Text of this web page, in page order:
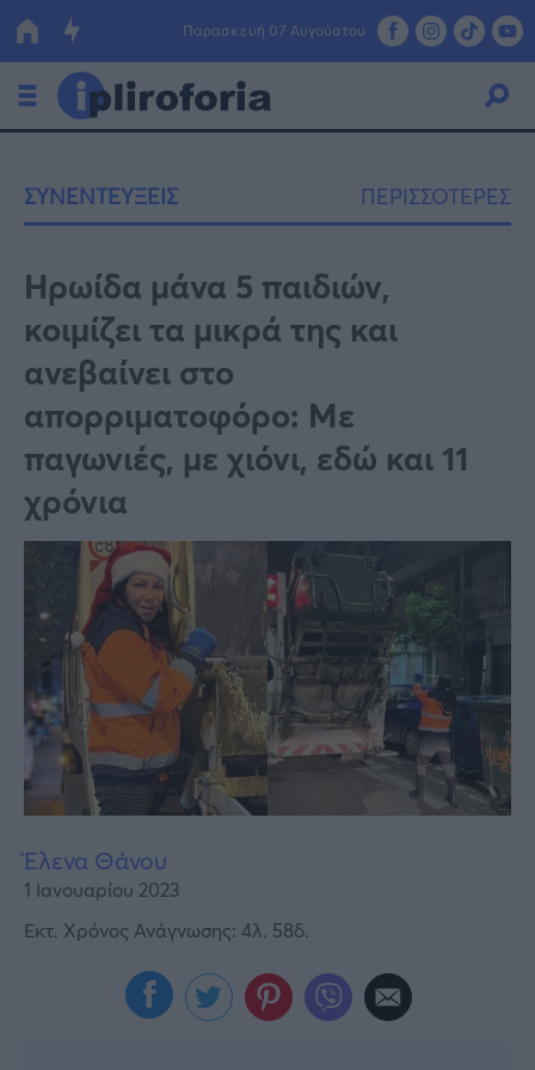
Παρασκευή 07 Αυγούστου
Οικονομία
Πολιτική
Τράπεζες
Επιδοτήσεις
ΕΣΠΑ
Κόσμος
Lifestyle
Αθλητικά
Υγεία
Γυναίκα
Καιρός
ΣΥΝΕΝΤΕΥΞΕΙΣ ΠΕΡΙΣΣΟΤΕΡΕΣ
Ηρωίδα μάνα 5 παιδιών,
κοιμίζει τα μικρά της και
ανεβαίνει στο
απορριματοφόρο: Με
παγωνιές, με χιόνι, εδώ και 11
χρόνια
Έλενα Θάνου
1 Ιανουαρίου 2023
Εκτ. Χρόνος Ανάγνωσης: 4λ. 58δ.